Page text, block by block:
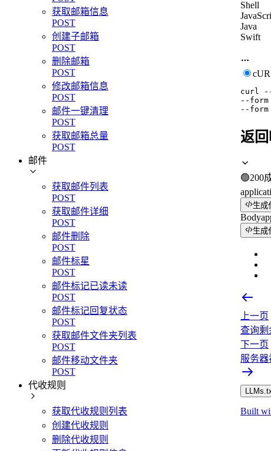
获取邮箱信息
POST
创建子邮箱
POST
删除邮箱
POST
修改邮箱信息
POST
邮件一键清理
POST
获取邮箱总量
POST
邮件
获取邮件列表
POST
获取邮件详细
POST
邮件删除
POST
邮件标星
POST
邮件标记已读未读
POST
邮件标记回复状态
POST
获取邮件文件夹列表
POST
邮件移动文件夹
POST
代收规则
获取代收规则列表
创建代收规则
删除代收规则
Shell
Java
Swift
curl
--form
--form
返
🟢200
生成
Body
生成
上一页
查询剩
下一页
服务
Built